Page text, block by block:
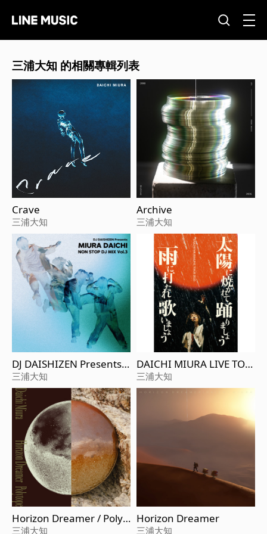
三浦大知 的相關專輯列表
Crave
三浦大知
Archive
三浦大知
DJ DAISHIZEN Presents
三浦大知 NON STOP DJ M
IX Vol.3
三浦大知
DAICHI MIURA LIVE TOU
R 2025 讓陽光曬著我們一
起舞動吧 讓雨水淋著我們
三浦大知
Horizon Dreamer / Polyt
ope
三浦大知
Horizon Dreamer
三浦大知